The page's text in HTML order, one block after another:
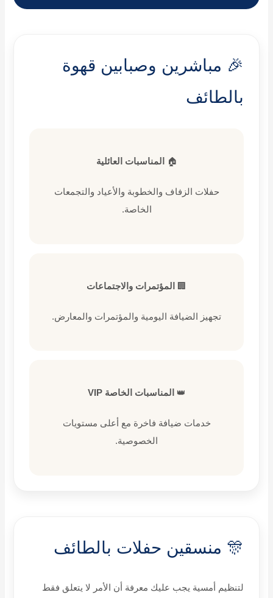
🎉 مباشرين وصبابين قهوة
بالطائف
🏠 المناسبات العائلية
حفلات الزفاف والخطوبة والأعياد والتجمعات
الخاصة.
🏢 المؤتمرات والاجتماعات
تجهيز الضيافة اليومية والمؤتمرات والمعارض.
👑 المناسبات الخاصة VIP
خدمات ضيافة فاخرة مع أعلى مستويات
الخصوصية.
🎊 منسقين حفلات بالطائف
لتنظيم أمسية يجب عليك معرفة أن الأمر لا يتعلق فقط